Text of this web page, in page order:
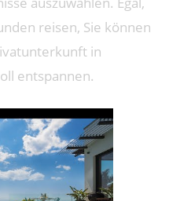
reisen, Sie können
in
entspannen.